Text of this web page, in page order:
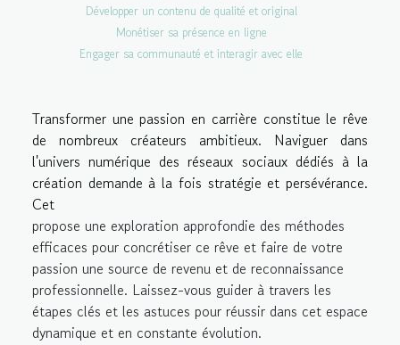
Développer un contenu de qualité et original
Monétiser sa présence en ligne
Engager sa communauté et interagir avec elle
Transformer une passion en carrière constitue le rêve
de nombreux créateurs ambitieux. Naviguer dans
l'univers numérique des réseaux sociaux dédiés à la
création demande à la fois stratégie et persévérance.
Cet
propose une exploration approfondie des méthodes
efficaces pour concrétiser ce rêve et faire de votre
passion une source de revenu et de reconnaissance
professionnelle. Laissez-vous guider à travers les
étapes clés et les astuces pour réussir dans cet espace
dynamique et en constante évolution.